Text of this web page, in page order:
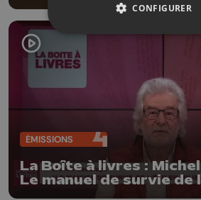
ÉMISSIONS
La Boîte à livres :
Le manuel de survie de
CONFIGURER